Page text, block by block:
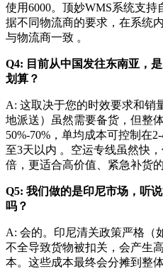
使用6000。顶妙WMS系统支
据不同物流商的要求，在系统
与物流商一致 。
Q4: 目前从中国发往东南亚，
划算？
A: 这取决于您的时效要求和销
地派送）虽然需要备货，但整
50%-70%，单均成本可控制在
至3天以内 。空运专线虽然快
倍，更适合高价值、紧急补货的
Q5: 我们做的是印尼市场，听
吗？
A: 会的。印尼清关政策严格（
不全导致货物被扣关，会产生
本。这些成本最终会分摊到整